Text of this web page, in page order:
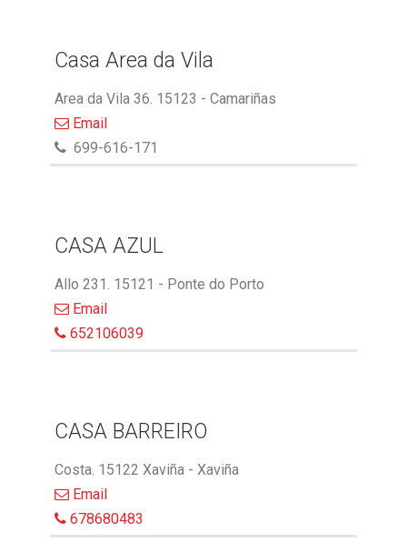
Casa Area da Vila
Area da Vila 36. 15123 - Camariñas
Email
699-616-171
CASA AZUL
Allo 231. 15121 - Ponte do Porto
Email
652106039
CASA BARREIRO
Costa. 15122 Xaviña - Xaviña
Email
678680483